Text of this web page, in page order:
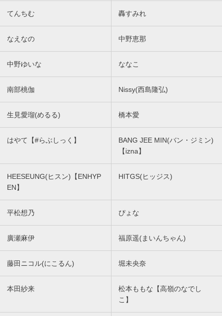
てんちむ 轟すみれ
なえなの 中野恵那
中野ゆいな ななこ
南部桃伽 Nissy(西島隆弘)
生見愛瑠(めるる) 橋本愛
はやて【#らぶしっく】
BANG JEE MIN(バン・ジミン)
【izna】
HEESEUNG(ヒスン)【ENHYP
EN】
HITGS(ヒッジス)
平松想乃 ぴょな
廣瀬麻伊 福原遥(まいんちゃん)
藤田ニコル(にこるん) 堀未央奈
本田紗来
松本ももな【高嶺のなでし
こ】